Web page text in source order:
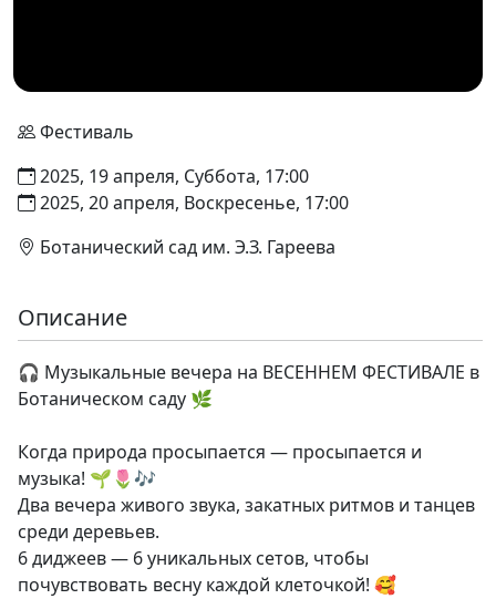
Фестиваль
2025, 19 апреля, Суббота, 17:00
2025, 20 апреля, Воскресенье, 17:00
Ботанический сад им. Э.З. Гареева
Описание
🎧 Музыкальные вечера на ВЕСЕННЕМ ФЕСТИВАЛЕ в
Ботаническом саду 🌿
Когда природа просыпается — просыпается и
музыка! 🌱🌷🎶
Два вечера живого звука, закатных ритмов и танцев
среди деревьев.
6 диджеев — 6 уникальных сетов, чтобы
почувствовать весну каждой клеточкой! 🥰